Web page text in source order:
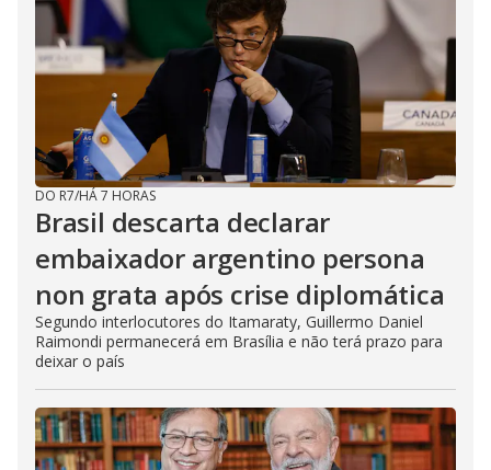
DO R7/HÁ 7 HORAS
Brasil descarta declarar
embaixador argentino persona
non grata após crise diplomática
Segundo interlocutores do Itamaraty, Guillermo Daniel
Raimondi permanecerá em Brasília e não terá prazo para
deixar o país